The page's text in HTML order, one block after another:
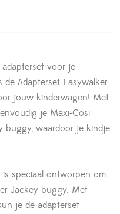
voor je
Adapterset Easywalker
jouw kinderwagen! Met
je Maxi-Cosi
buggy, waardoor je kindje
is speciaal ontworpen om
Jackey buggy. Met
je de adapterset